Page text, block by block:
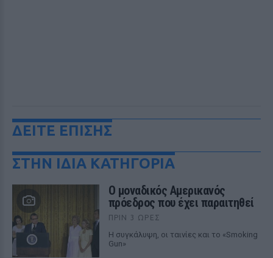
ΔΕΙΤΕ ΕΠΙΣΗΣ
ΣΤΗΝ ΙΔΙΑ ΚΑΤΗΓΟΡΙΑ
Ο μοναδικός Αμερικανός
πρόεδρος που έχει παραιτηθεί
ΠΡΙΝ 3 ΏΡΕΣ
Η συγκάλυψη, οι ταινίες και το «Smoking
Gun»